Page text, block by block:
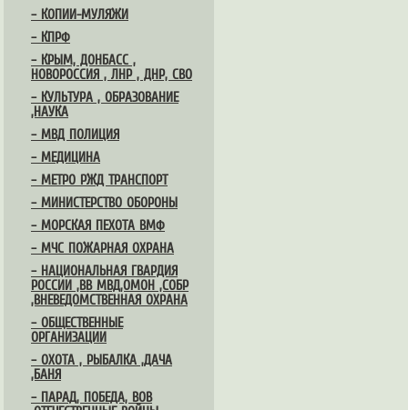
– КОПИИ-МУЛЯЖИ
– КПРФ
– КРЫМ, ДОНБАСС ,
НОВОРОССИЯ , ЛНР , ДНР, СВО
– КУЛЬТУРА , ОБРАЗОВАНИЕ
,НАУКА
– МВД ПОЛИЦИЯ
– МЕДИЦИНА
– МЕТРО РЖД ТРАНСПОРТ
– МИНИСТЕРСТВО ОБОРОНЫ
– МОРСКАЯ ПЕХОТА ВМФ
– МЧС ПОЖАРНАЯ ОХРАНА
– НАЦИОНАЛЬНАЯ ГВАРДИЯ
РОССИИ ,ВВ МВД,ОМОН ,СОБР
,ВНЕВЕДОМСТВЕННАЯ ОХРАНА
– ОБЩЕСТВЕННЫЕ
ОРГАНИЗАЦИИ
– ОХОТА , РЫБАЛКА ,ДАЧА
,БАНЯ
– ПАРАД, ПОБЕДА, ВОВ